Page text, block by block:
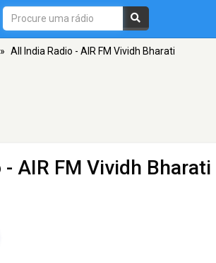
» All India Radio - AIR FM Vividh Bharati
AIR FM Vividh Bharati